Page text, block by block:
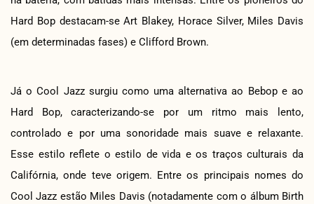
Hard Bop destacam-se Art Blakey, Horace Silver, Miles Davis
(em determinadas fases) e Clifford Brown.
Já o Cool Jazz surgiu como uma alternativa ao Bebop e ao
Hard Bop, caracterizando-se por um ritmo mais lento,
controlado e por uma sonoridade mais suave e relaxante.
Esse estilo reflete o estilo de vida e os traços culturais da
Califórnia, onde teve origem. Entre os principais nomes do
Cool Jazz estão Miles Davis (notadamente com o álbum Birth